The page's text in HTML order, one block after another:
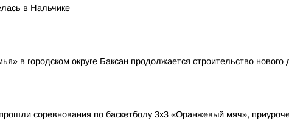
в Нальчике
в городском округе Баксан продолжается строительство
соревнования по баскетболу 3x3 «Оранжевый мяч»,